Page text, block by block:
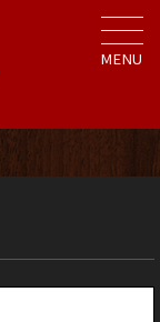
MENU